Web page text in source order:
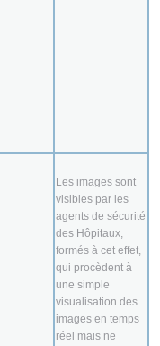
Les images sont
visibles par les
agents de sécurité
des Hôpitaux,
formés à cet effet,
qui procèdent à
une simple
visualisation des
images en temps
réel mais ne